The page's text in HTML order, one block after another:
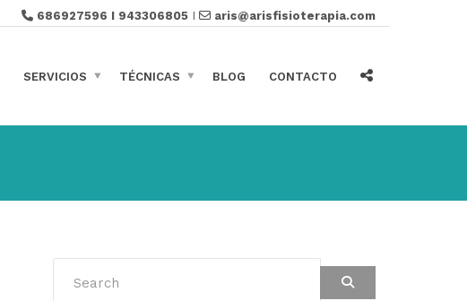
686927596 I 943306805 I aris@arisfisioterapia.com
SERVICIOS TÉCNICAS BLOG CONTACTO